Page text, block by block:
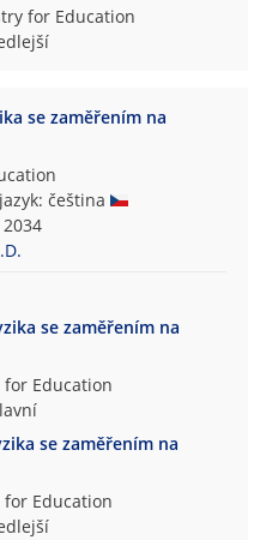
for Education
se zaměřením na
čeština
se zaměřením na
for Education
se zaměřením na
for Education